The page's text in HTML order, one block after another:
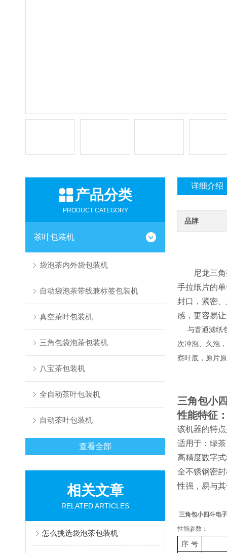
产品分类
PRODUCT CATEGORY
茶叶包装机
袋泡茶内外袋包装机
自动袋泡茶带线兼标签包装机
真空茶叶包装机
三角包袋泡茶包装机
八宝茶包装机
全自动茶叶包装机
自动茶叶包装机
查看全部
相关文章
RELATED ARTICLES
怎么挑选袋泡茶包装机
详细介绍
品牌
尼龙三
手拉纸片的
封口，紧密
感，更容易
与普通滤纸
次冲泡、久泡
察叶底，原片
三角包小
性能特征
该机器的特
适用于：绿
高精度数字
全不锈钢密
性强，易与
三角包小四斗电
性能参数：
序 号